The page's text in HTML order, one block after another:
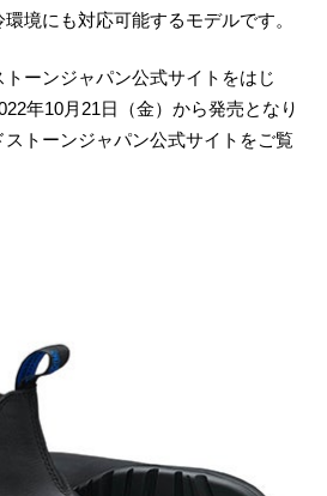
境にも対応可能するモデルです。
ーンジャパン公式サイトをはじ
年10月21日（金）から発売となり
ストーンジャパン公式サイトをご覧